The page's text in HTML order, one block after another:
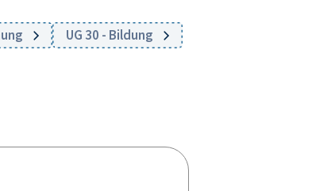
UG 30 - Bildung